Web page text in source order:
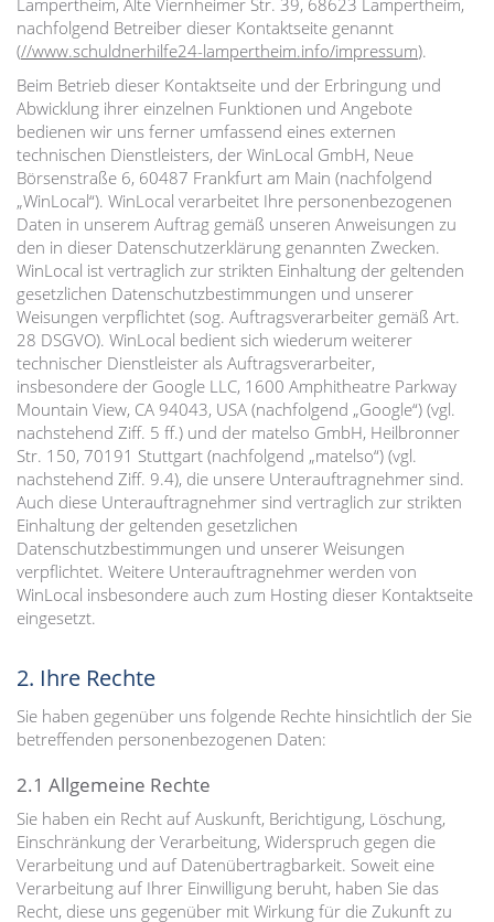
Lampertheim, Alte Viernheimer Str. 39, 68623 Lampertheim,
nachfolgend Betreiber dieser Kontaktseite genannt
(//www.schuldnerhilfe24-lampertheim.info/impressum).
Beim Betrieb dieser Kontaktseite und der Erbringung und
Abwicklung ihrer einzelnen Funktionen und Angebote
bedienen wir uns ferner umfassend eines externen
technischen Dienstleisters, der WinLocal GmbH, Neue
Börsenstraße 6, 60487 Frankfurt am Main (nachfolgend
„WinLocal“). WinLocal verarbeitet Ihre personenbezogenen
Daten in unserem Auftrag gemäß unseren Anweisungen zu
den in dieser Datenschutzerklärung genannten Zwecken.
WinLocal ist vertraglich zur strikten Einhaltung der geltenden
gesetzlichen Datenschutzbestimmungen und unserer
Weisungen verpflichtet (sog. Auftragsverarbeiter gemäß Art.
28 DSGVO). WinLocal bedient sich wiederum weiterer
technischer Dienstleister als Auftragsverarbeiter,
insbesondere der Google LLC, 1600 Amphitheatre Parkway
Mountain View, CA 94043, USA (nachfolgend „Google“) (vgl.
nachstehend Ziff. 5 ff.) und der matelso GmbH, Heilbronner
Str. 150, 70191 Stuttgart (nachfolgend „matelso“) (vgl.
nachstehend Ziff. 9.4), die unsere Unterauftragnehmer sind.
Auch diese Unterauftragnehmer sind vertraglich zur strikten
Einhaltung der geltenden gesetzlichen
Datenschutzbestimmungen und unserer Weisungen
verpflichtet. Weitere Unterauftragnehmer werden von
WinLocal insbesondere auch zum Hosting dieser Kontaktseite
eingesetzt.
2. Ihre Rechte
Sie haben gegenüber uns folgende Rechte hinsichtlich der Sie
betreffenden personenbezogenen Daten:
2.1 Allgemeine Rechte
Sie haben ein Recht auf Auskunft, Berichtigung, Löschung,
Einschränkung der Verarbeitung, Widerspruch gegen die
Verarbeitung und auf Datenübertragbarkeit. Soweit eine
Verarbeitung auf Ihrer Einwilligung beruht, haben Sie das
Recht, diese uns gegenüber mit Wirkung für die Zukunft zu